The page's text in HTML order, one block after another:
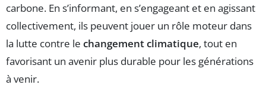
carbone. En s’informant, en s’engageant et en agissant
collectivement, ils peuvent jouer un rôle moteur dans
la lutte contre le changement climatique, tout en
favorisant un avenir plus durable pour les générations
à venir.